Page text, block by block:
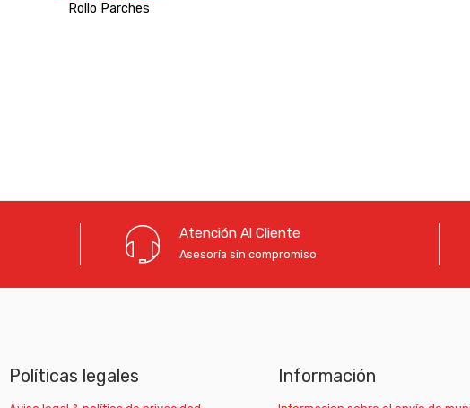
Rollo Parches
Atención Al Cliente
Asesoría sin compromiso
Políticas legales Información